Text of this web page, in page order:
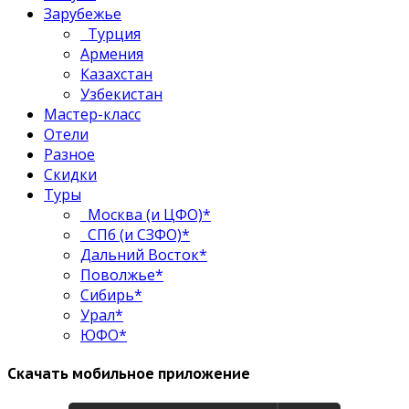
Зарубежье
Турция
Армения
Казахстан
Узбекистан
Мастер-класс
Отели
Разное
Скидки
Туры
Москва (и ЦФО)*
СПб (и СЗФО)*
Дальний Восток*
Поволжье*
Сибирь*
Урал*
ЮФО*
Скачать мобильное приложение